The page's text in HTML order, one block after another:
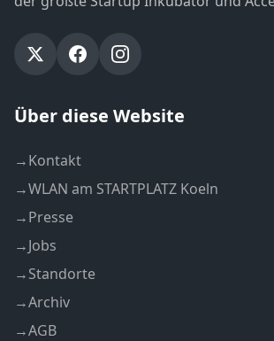
Über diese Website
→Kontakt
→WLAN am STARTPLATZ Koeln
→Presse
→Jobs
→Standorte
→Archiv
→AGB